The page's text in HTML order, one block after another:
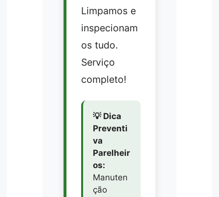
Limpamos e
inspecionam
os tudo.
Serviço
completo!
💡 Dica
Preventi
va
Parelheir
os:
Manuten
ção